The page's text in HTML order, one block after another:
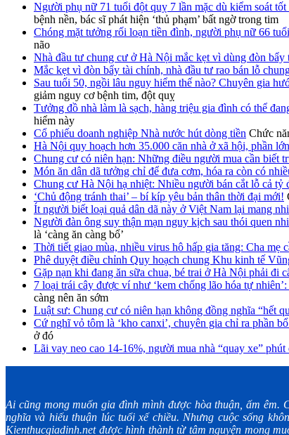
Người phụ nữ 71 tuổi đột quỵ 7 lần mặc dù kiểm soát tốt
bệnh nền, bác sĩ phát hiện ‘thủ phạm’ bất ngờ trong tim
Chóng mặt tưởng rối loạn tiền đình, người phụ nữ 66
não
Nhà đầu tư chung cư ở Hà Nội mắc kẹt vì dùng đòn bẩy
Mắc kẹt vì đòn bẩy tài chính, nhà đầu tư rao bán lỗ
Sau tuổi 50, ngồi lâu nguy hiểm thế nào? Chuyên gia
giảm nguy cơ bệnh tim, đột quỵ
Tưởng đồ nhà làm là sạch, hàng triệu gia đình có thể
hiểm này
Cổ phiếu doanh nghiệp Nhà nước hút dòng tiền Chức
Hà Nội quy hoạch hơn 35.000 căn nhà ở xã hội, phần
Chung cư có niên hạn: Những điều người mua cần biết
Món ăn dân dã tưởng chỉ để đưa cơm, hóa ra còn có
Chung cư Hà Nội hạ nhiệt: Nhiều người bán cắt lỗ cả tỷ
‘Chủ động tránh thai’ – bí kíp yêu bản thân thời đại mới!
Ít người biết loại quả dân dã này ở Việt Nam lại mang
Người đàn ông suy thận mạn nguy kịch sau thói quen
là ‘càng ăn càng bổ’
Thời tiết giao mùa, nhiều virus hô hấp gia tăng: Cha mẹ
Phê duyệt điều chỉnh Quy hoạch chung Khu kinh tế
Gặp nạn khi đang ăn sữa chua, bé trai ở Hà Nội phải đi
7 loại trái cây được ví như ‘kem chống lão hóa tự
càng nên ăn sớm
Luật sư: Chung cư có niên hạn không đồng nghĩa “hết
Cứ nghĩ vỏ tôm là ‘kho canxi’, chuyên gia chỉ ra phần
ở đó
Lãi vay neo cao 14-16%, người mua nhà “quay xe” phút
Ai cũng mong muốn gia đình mình được hòa thuận, ấm êm.
nghĩa và hiếu thuận lúc tuổi xế chiều. Nhưng cuộc sống
Kienthucgiadinh.net được hình thành từ tâm nguyện mong